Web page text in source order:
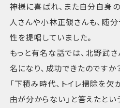
神様に喜ばれ、また自分自身
人さんや小林正観さんも、随
性を提唱していました。
もっと有名な話では、北野武さ
名になり、成功できたのですか
「下積み時代、トイレ掃除を欠
由が分からない」と答えたとい